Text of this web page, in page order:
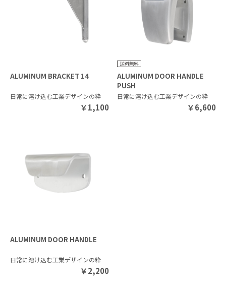
ALUMINUM BRACKET 14
日常に溶け込む工業デザインの粋
￥1,100
ALUMINUM DOOR HANDLE
PUSH
日常に溶け込む工業デザインの粋
￥6,600
ALUMINUM DOOR HANDLE
日常に溶け込む工業デザインの粋
￥2,200